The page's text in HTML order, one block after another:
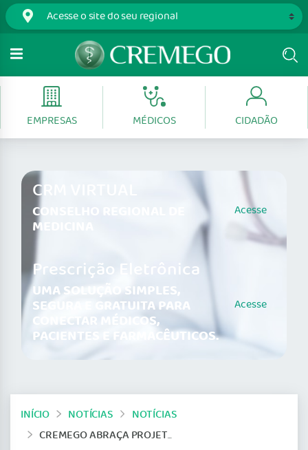
EMPRESAS MÉDICOS CIDADÃO
CRM VIRTUAL
CONSELHO REGIONAL DE
MEDICINA
Acesse
Prescrição Eletrônica
UMA SOLUÇÃO SIMPLES,
SEGURA E GRATUITA PARA
CONECTAR MÉDICOS,
PACIENTES E FARMACÊUTICOS.
Acesse
INÍCIO NOTÍCIAS
NOTÍCIAS
CREMEGO ABRAÇA PROJETO “INCLUSÃO E ACESSIBILIDADE NA PRÁTICA MÉDICA: CAPACITAÇÃO DA CLASSE MÉDICA PARA ATENDIMENTO A PACIENTES COM DEFICIÊNCIA”